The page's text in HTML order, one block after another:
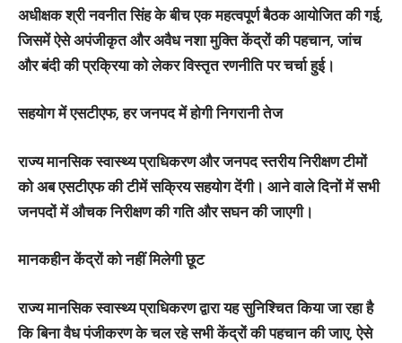
अधीक्षक श्री नवनीत सिंह के बीच एक महत्वपूर्ण बैठक आयोजित की गई,
जिसमें ऐसे अपंजीकृत और अवैध नशा मुक्ति केंद्रों की पहचान, जांच
और बंदी की प्रक्रिया को लेकर विस्तृत रणनीति पर चर्चा हुई।
सहयोग में एसटीएफ, हर जनपद में होगी निगरानी तेज
राज्य मानसिक स्वास्थ्य प्राधिकरण और जनपद स्तरीय निरीक्षण टीमों
को अब एसटीएफ की टीमें सक्रिय सहयोग देंगी। आने वाले दिनों में सभी
जनपदों में औचक निरीक्षण की गति और सघन की जाएगी।
मानकहीन केंद्रों को नहीं मिलेगी छूट
राज्य मानसिक स्वास्थ्य प्राधिकरण द्वारा यह सुनिश्चित किया जा रहा है
कि बिना वैध पंजीकरण के चल रहे सभी केंद्रों की पहचान की जाए, ऐसे